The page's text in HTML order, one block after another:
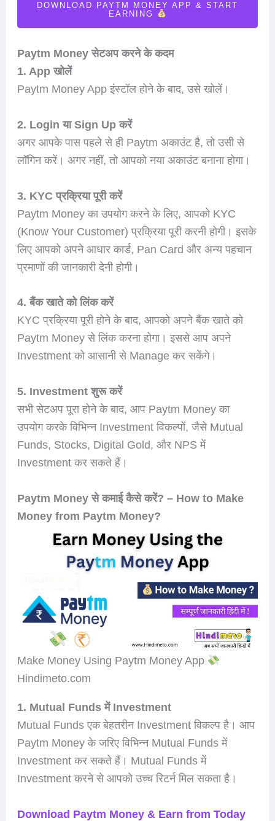
DOWNLOAD PAYTM MONEY APP & START
EARNING
Paytm Money सेटअप करने के कदम
1. App खोलें
Paytm Money App इंस्टॉल होने के बाद, उसे खोलें।
2. Login या Sign Up करें
अगर आपके पास पहले से ही Paytm अकाउंट है, तो उसी से
लॉगिन करें। अगर नहीं, तो आपको नया अकाउंट बनाना होगा।
3. KYC प्रक्रिया पूरी करें
Paytm Money का उपयोग करने के लिए, आपको KYC
(Know Your Customer) प्रक्रिया पूरी करनी होगी। इसके
लिए आपको अपने आधार कार्ड, Pan Card और अन्य पहचान
प्रमाणों की जानकारी देनी होगी।
4. बैंक खाते को लिंक करें
KYC प्रक्रिया पूरी होने के बाद, आपको अपने बैंक खाते को
Paytm Money से लिंक करना होगा। इससे आप अपने
Investment को आसानी से Manage कर सकेंगे।
5. Investment शुरू करें
सभी सेटअप पूरा होने के बाद, आप Paytm Money का
उपयोग करके विभिन्न Investment विकल्पों, जैसे Mutual
Funds, Stocks, Digital Gold, और NPS में
Investment कर सकते हैं।
Paytm Money से कमाई कैसे करें? – How to Make
Money from Paytm Money?
Make Money Using Paytm Money App
Hindimeto.com
1. Mutual Funds में Investment
Mutual Funds एक बेहतरीन Investment विकल्प है। आप
Paytm Money के जरिए विभिन्न Mutual Funds में
Investment कर सकते हैं। Mutual Funds में
Investment करने से आपको उच्च रिटर्न मिल सकता है।
Download Paytm Money & Earn from Today